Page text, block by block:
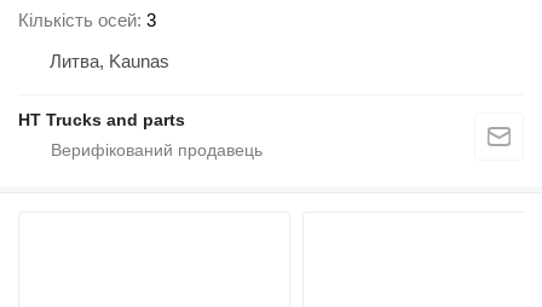
Кількість осей 3
Литва, Kaunas
HT Trucks and parts